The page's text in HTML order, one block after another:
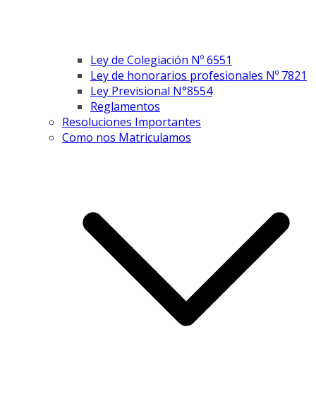
Ley de Colegiación Nº 6551
Ley de honorarios profesionales Nº 7821
Ley Previsional N°8554
Reglamentos
Resoluciones Importantes
Como nos Matriculamos